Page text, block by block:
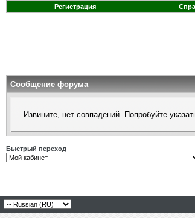
Регистрация
Сообщение форума
Извините, нет совпадений. Попробуйте
Быстрый переход